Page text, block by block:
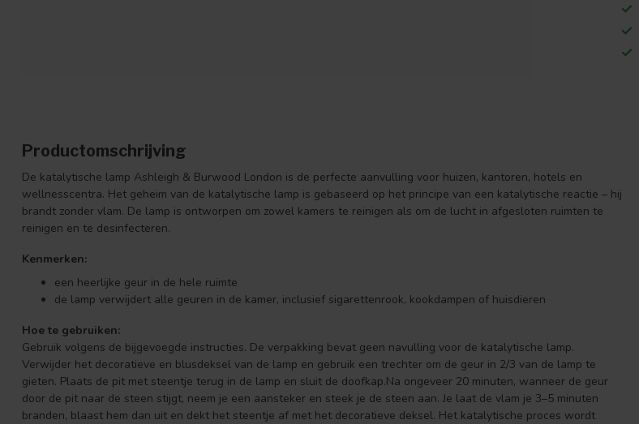
Productomschrijving
De katalytische lamp Ashleigh & Burwood London is de perfecte aanvulling voor huizen, kantoren, hotels en
wellnesscentra. Het geheim van de katalytische lamp is gebaseerd op het principe van een katalytische reactie – hij
brandt zonder vlam. De lamp is ontworpen om zowel kamers te reinigen als om de lucht in afgesloten ruimten te
reinigen en te desinfecteren.
Kenmerken:
een heerlijke geur in de hele ruimte
de lamp verwijdert alle geuren in de kamer, inclusief sigarettenrook, kookdampen of huisdieren
Hoe te gebruiken:
Gebruik volgens de bijgevoegde instructies. De verpakking bevat geen navulling voor de katalytische lamp.
Verwijder het decoratieve en blusdeksel van de lamp en gebruik een trechter om de geur in 2/3 van de lamp te
gieten. Plaats de pit met steentje terug in de lamp en sluit de doofkap.Na ongeveer 20 minuten, wanneer de geur
door de pit naar de steen stijgt, neem je een aansteker en steek je de steen aan. Je laat de vlam je 3–5 minuten
branden, blaast hem dan uit en dekt het steentje af met het decoratieve deksel. Het katalytische proces wordt